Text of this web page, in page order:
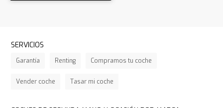
SERVICIOS
Garantía Renting Compramos tu coche
Vender coche Tasar mi coche